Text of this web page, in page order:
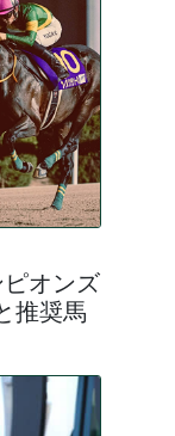
ピオンズ
推奨馬